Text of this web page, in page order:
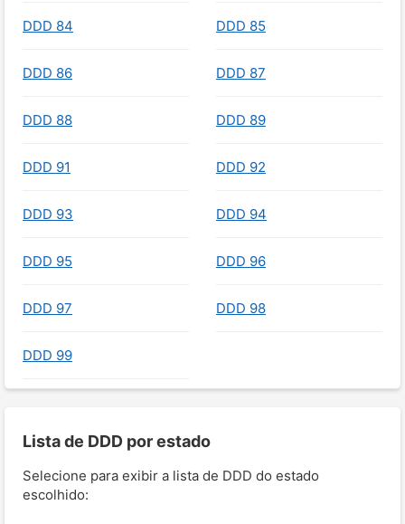
DDD 84 DDD 85
DDD 86 DDD 87
DDD 88 DDD 89
DDD 91 DDD 92
DDD 93 DDD 94
DDD 95 DDD 96
DDD 97 DDD 98
DDD 99
Lista de DDD por estado
Selecione para exibir a lista de DDD do estado
escolhido: